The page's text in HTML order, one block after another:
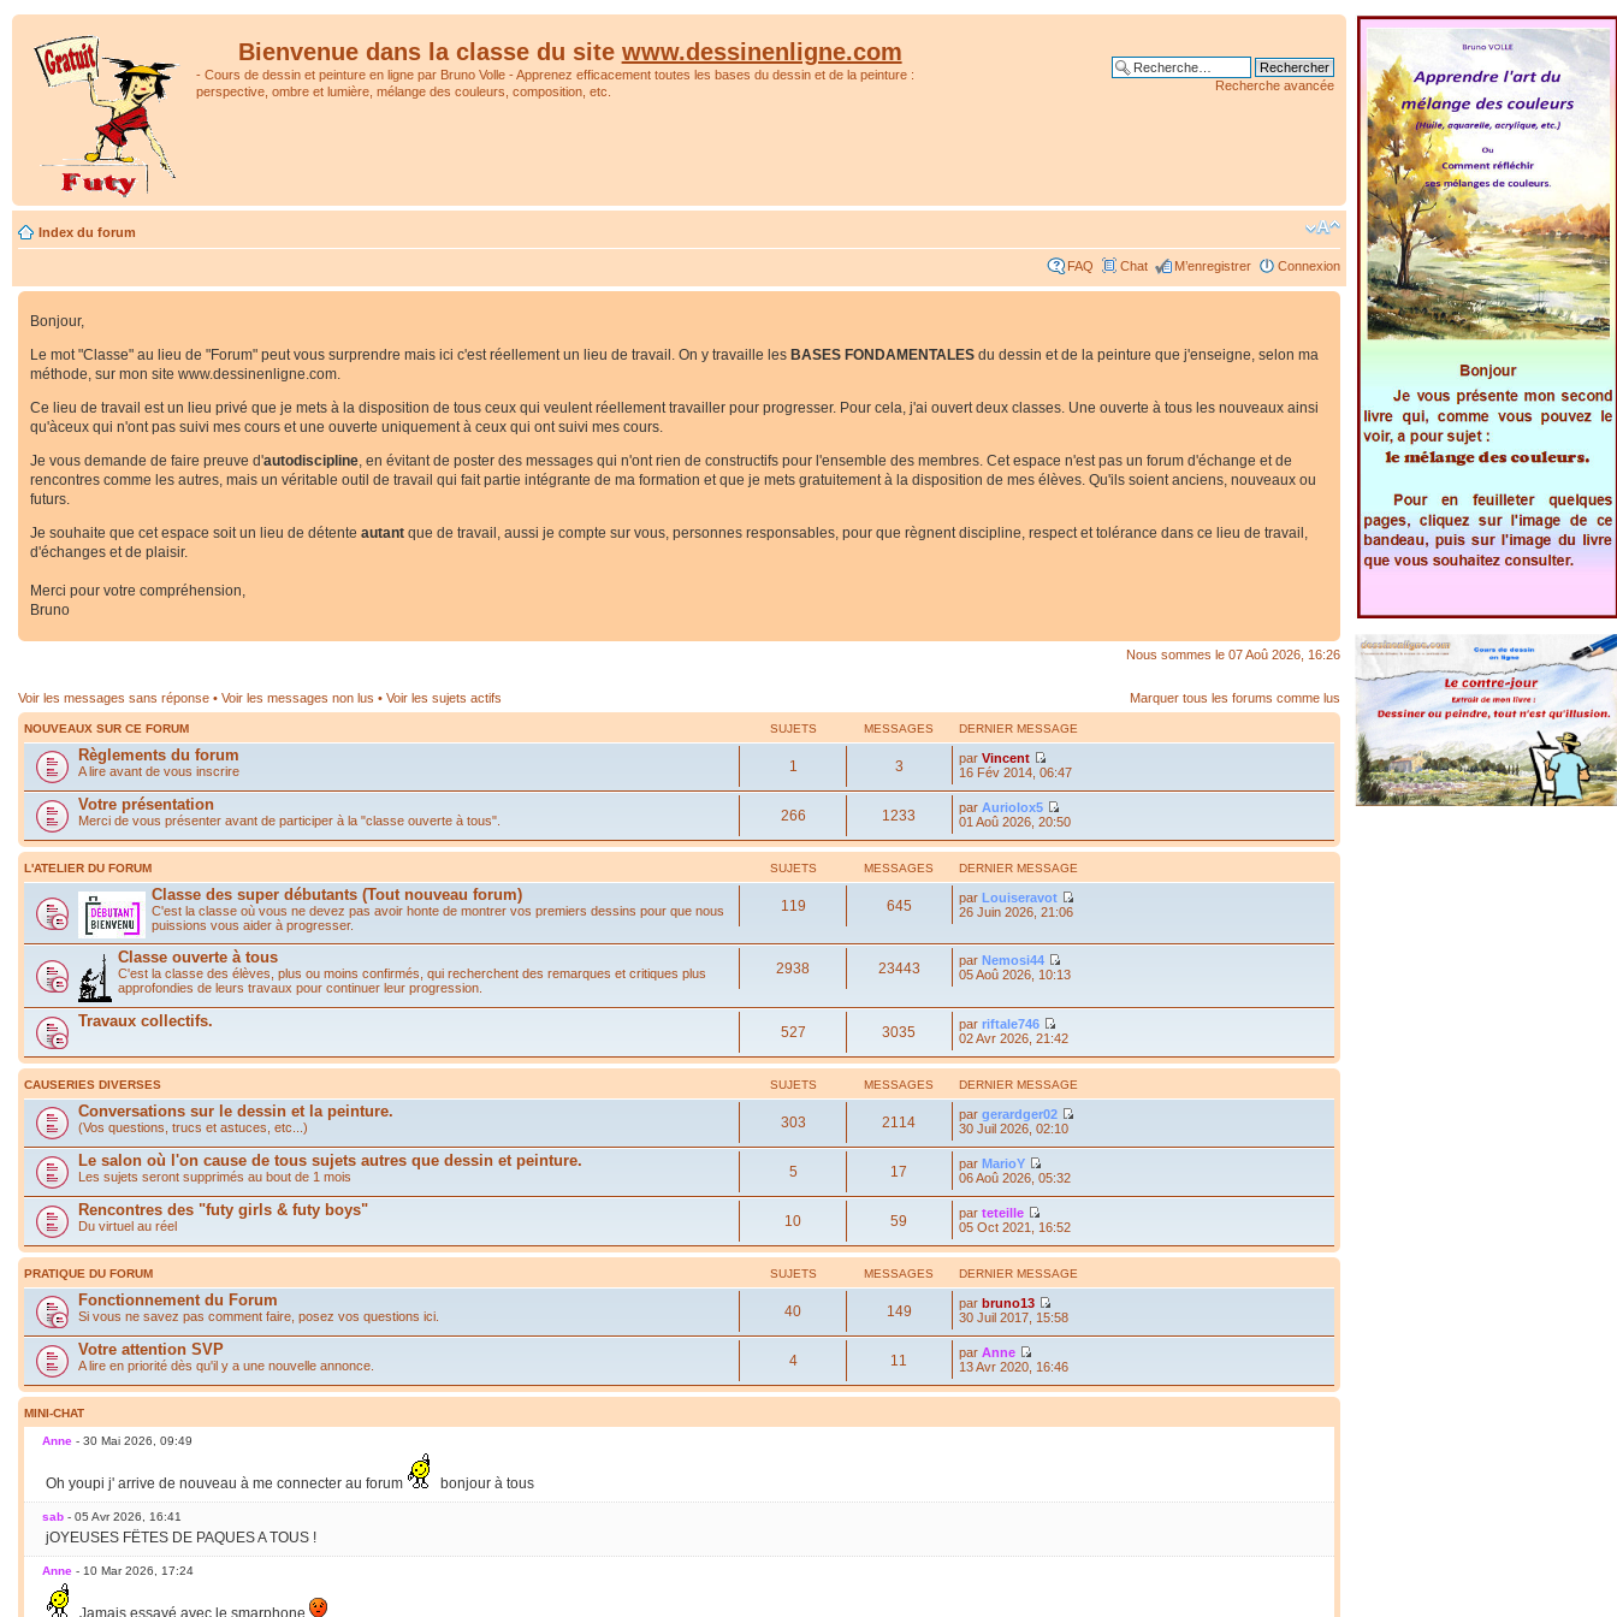
Bienvenue dans la classe du site www.dessinenligne.com
- Cours de dessin et peinture en ligne par Bruno Volle - Apprenez efficacement toutes les bases du dessin et de la peinture :
perspective, ombre et lumière, mélange des couleurs, composition, etc.
Recherche avancée
Index du forum
FAQ Chat M’enregistrer Connexion
Bonjour,
Le mot "Classe" au lieu de "Forum" peut vous surprendre mais ici c'est réellement un lieu de travail. On y travaille les BASES FONDAMENTALES du dessin et de la peinture que j'enseigne, selon ma
méthode, sur mon site www.dessinenligne.com.
Ce lieu de travail est un lieu privé que je mets à la disposition de tous ceux qui veulent réellement travailler pour progresser. Pour cela, j'ai ouvert deux classes. Une ouverte à tous les nouveaux ainsi
qu'àceux qui n'ont pas suivi mes cours et une ouverte uniquement à ceux qui ont suivi mes cours.
Je vous demande de faire preuve d'autodiscipline, en évitant de poster des messages qui n'ont rien de constructifs pour l'ensemble des membres. Cet espace n'est pas un forum d'échange et de
rencontres comme les autres, mais un véritable outil de travail qui fait partie intégrante de ma formation et que je mets gratuitement à la disposition de mes élèves. Qu'ils soient anciens, nouveaux ou
futurs.
Je souhaite que cet espace soit un lieu de détente autant que de travail, aussi je compte sur vous, personnes responsables, pour que règnent discipline, respect et tolérance dans ce lieu de travail,
d'échanges et de plaisir.
Merci pour votre compréhension,
Bruno
Nous sommes le 07 Aoû 2026, 16:26
Voir les messages sans réponse • Voir les messages non lus • Voir les sujets actifs Marquer tous les forums comme lus
NOUVEAUX SUR CE FORUM SUJETS MESSAGES DERNIER MESSAGE
Règlements du forum
A lire avant de vous inscrire 1 3 par Vincent
16 Fév 2014, 06:47
Votre présentation
Merci de vous présenter avant de participer à la "classe ouverte à tous". 266 1233 par Auriolox5
01 Aoû 2026, 20:50
L'ATELIER DU FORUM SUJETS MESSAGES DERNIER MESSAGE
Classe des super débutants (Tout nouveau forum)
C'est la classe où vous ne devez pas avoir honte de montrer vos premiers dessins pour que nous
puissions vous aider à progresser.
119 645 par Louiseravot
26 Juin 2026, 21:06
Classe ouverte à tous
C'est la classe des élèves, plus ou moins confirmés, qui recherchent des remarques et critiques plus
approfondies de leurs travaux pour continuer leur progression.
2938 23443 par Nemosi44
05 Aoû 2026, 10:13
Travaux collectifs.
527 3035 par riftale746
02 Avr 2026, 21:42
CAUSERIES DIVERSES SUJETS MESSAGES DERNIER MESSAGE
Conversations sur le dessin et la peinture.
(Vos questions, trucs et astuces, etc...) 303 2114 par gerardger02
30 Juil 2026, 02:10
Le salon où l'on cause de tous sujets autres que dessin et peinture.
Les sujets seront supprimés au bout de 1 mois 5 17 par MarioY
06 Aoû 2026, 05:32
Rencontres des "futy girls & futy boys"
Du virtuel au réel 10 59 par teteille
05 Oct 2021, 16:52
PRATIQUE DU FORUM SUJETS MESSAGES DERNIER MESSAGE
Fonctionnement du Forum
Si vous ne savez pas comment faire, posez vos questions ici. 40 149 par bruno13
30 Juil 2017, 15:58
Votre attention SVP
A lire en priorité dès qu'il y a une nouvelle annonce. 4 11 par Anne
13 Avr 2020, 16:46
MINI-CHAT
Anne - 30 Mai 2026, 09:49
Oh youpi j' arrive de nouveau à me connecter au forum bonjour à tous
sab - 05 Avr 2026, 16:41
jOYEUSES FËTES DE PAQUES A TOUS !
Anne - 10 Mar 2026, 17:24
Jamais essayé avec le smarphone